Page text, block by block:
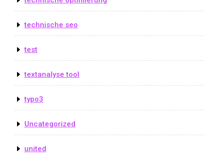
technische seo
test
textanalyse tool
typo3
Uncategorized
united